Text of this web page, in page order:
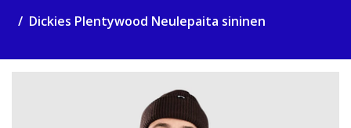
Dickies Plentywood Neulepaita sininen